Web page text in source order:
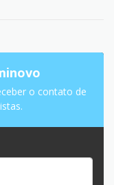
o contato de